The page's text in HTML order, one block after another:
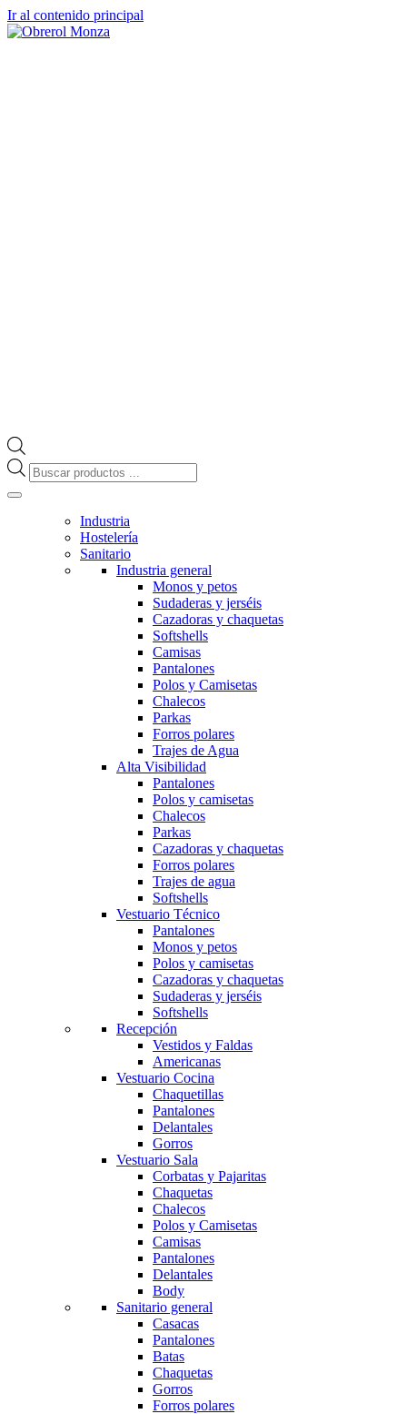
Ir al contenido principal
Búsqueda
de
Industria
Hostelería
Sanitario
Industria general
Monos y petos
Sudaderas y jerséis
Cazadoras y chaquetas
Softshells
Camisas
Pantalones
Polos y Camisetas
Chalecos
Parkas
Forros polares
Trajes de Agua
Alta Visibilidad
Pantalones
Polos y camisetas
Chalecos
Parkas
Cazadoras y chaquetas
Forros polares
Trajes de agua
Softshells
Vestuario Técnico
Pantalones
Monos y petos
Polos y camisetas
Cazadoras y chaquetas
Sudaderas y jerséis
Softshells
Recepción
Vestidos y Faldas
Americanas
Vestuario Cocina
Chaquetillas
Pantalones
Delantales
Gorros
Vestuario Sala
Corbatas y Pajaritas
Chaquetas
Chalecos
Polos y Camisetas
Camisas
Pantalones
Delantales
Body
Sanitario general
Casacas
Pantalones
Batas
Chaquetas
Gorros
Forros polares